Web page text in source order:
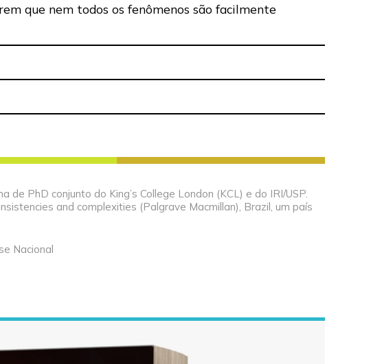
que nem todos os fenômenos são facilmente
PhD conjunto do King’s College London (KCL) e do IRI/USP.
and complexities (Palgrave Macmillan), Brazil, um país
Nacional